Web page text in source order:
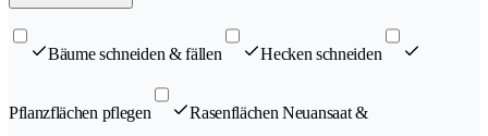
Bäume schneiden & fällen Hecken schneiden
Pflanzflächen pflegen Rasenflächen Neuansaat &